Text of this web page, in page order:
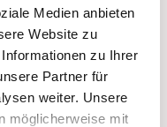
Medien anbieten
Website zu
zu Ihrer
Partner für
weiter. Unsere
möglicherweise mit